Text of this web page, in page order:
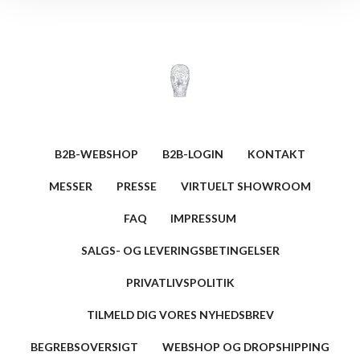
B2B-WEBSHOP B2B-LOGIN KONTAKT
MESSER PRESSE VIRTUELT SHOWROOM
FAQ IMPRESSUM
SALGS- OG LEVERINGSBETINGELSER
PRIVATLIVSPOLITIK
TILMELD DIG VORES NYHEDSBREV
BEGREBSOVERSIGT WEBSHOP OG DROPSHIPPING